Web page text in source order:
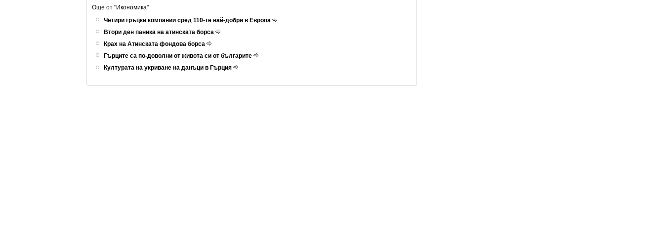
Още от "Икономика"
Четири гръцки компании сред 110-те най-добри в Европа
Втори ден паника на атинската борса
Крах на Атинската фондова борса
Гърците са по-доволни от живота си от българите
Културата на укриване на данъци в Гърция